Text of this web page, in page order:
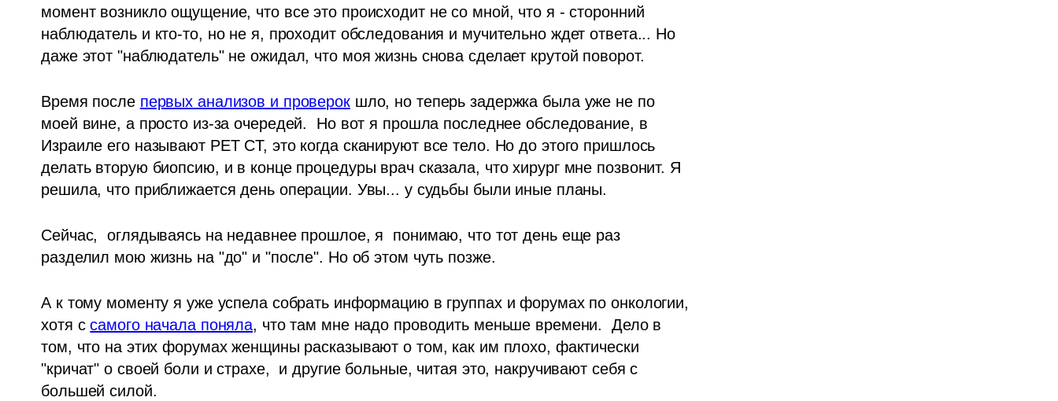
момент возникло ощущение, что все это происходит не со мной, что я - сторонний
наблюдатель и кто-то, но не я, проходит обследования и мучительно ждет ответа... Но
даже этот "наблюдатель" не ожидал, что моя жизнь снова сделает крутой поворот.
Время после первых анализов и проверок шло, но теперь задержка была уже не по
моей вине, а просто из-за очередей.  Но вот я прошла последнее обследование, в
Израиле его называют PET CT, это когда сканируют все тело. Но до этого пришлось
делать вторую биопсию, и в конце процедуры врач сказала, что хирург мне позвонит. Я
решила, что приближается день операции. Увы... у судьбы были иные планы.
Сейчас,  оглядываясь на недавнее прошлое, я  понимаю, что тот день еще раз
разделил мою жизнь на "до" и "после". Но об этом чуть позже.
А к тому моменту я уже успела собрать информацию в группах и форумах по онкологии,
хотя с самого начала поняла, что там мне надо проводить меньше времени.  Дело в
том, что на этих форумах женщины расказывают о том, как им плохо, фактически
"кричат" о своей боли и страхе,  и другие больные, читая это, накручивают себя с
большей силой.